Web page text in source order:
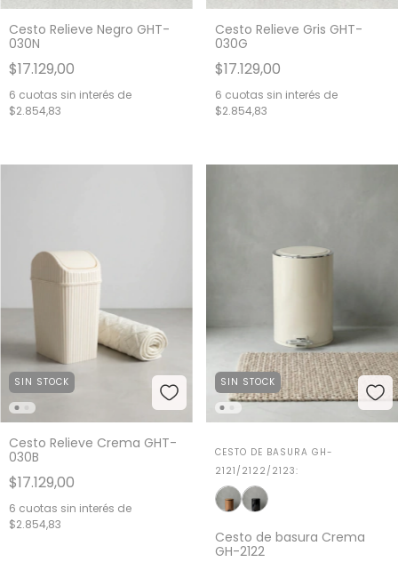
Cesto Relieve Negro GHT-
030N
$17.129,00
6 cuotas sin interés de
$2.854,83
Cesto Relieve Gris GHT-
030G
$17.129,00
6 cuotas sin interés de
$2.854,83
SIN STOCK
Cesto Relieve Crema GHT-
030B
$17.129,00
6 cuotas sin interés de
$2.854,83
SIN STOCK
CESTO DE BASURA GH-
2121/2122/2123:
Cesto de basura Crema
GH-2122